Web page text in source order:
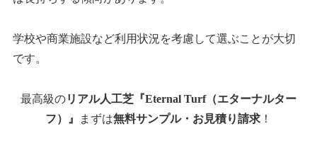
学校や商業施設など利用状況を考慮して選ぶことが大切
です。
最高級のリアル人工芝『Eternal Turf（エターナルター
フ）』
まずは無料サンプル・お見積り請求 ！